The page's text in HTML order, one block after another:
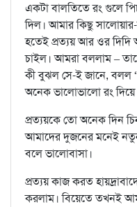
একটা বালতিতে রং গুলে
দিল। আমার কিছু
হতেই প্রত্যয় আর ওর দিদি
চাইল। আমরা বললাম –
কী বুঝল সে-ই জানে, বলল
অনেক ভালোভালো রং দিয়ে
প্রত্যয়কে তো অনেক দিন
আমাদের দুজনের মনেই
বলে ভালোবাসা।
প্রত্যয় কাজ করত
করলাম। বিয়েতে তখনই